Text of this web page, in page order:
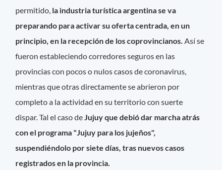
permitido, la industria turística argentina se va
preparando para activar su oferta centrada, en un
principio, en la recepción de los coprovincianos. Así se
fueron estableciendo corredores seguros en las
provincias con pocos o nulos casos de coronavirus,
mientras que otras directamente se abrieron por
completo a la actividad en su territorio con suerte
dispar. Tal el caso de Jujuy que debió dar marcha atrás
con el programa "Jujuy para los jujeños",
suspendiéndolo por siete días, tras nuevos casos
registrados en la provincia.